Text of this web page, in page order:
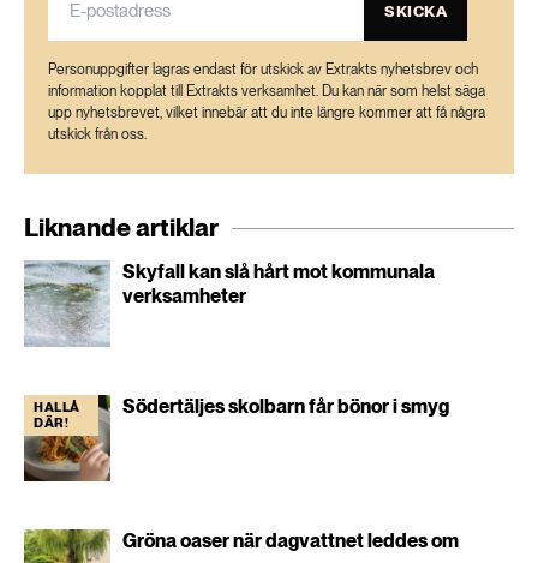
SKICKA
Personuppgifter lagras endast för utskick av Extrakts nyhetsbrev och
information kopplat till Extrakts verksamhet. Du kan när som helst säga
upp nyhetsbrevet, vilket innebär att du inte längre kommer att få några
utskick från oss.
Liknande artiklar
Skyfall kan slå hårt mot kommunala
verksamheter
HALLÅ
DÄR!
Södertäljes skolbarn får bönor i smyg
Gröna oaser när dagvattnet leddes om